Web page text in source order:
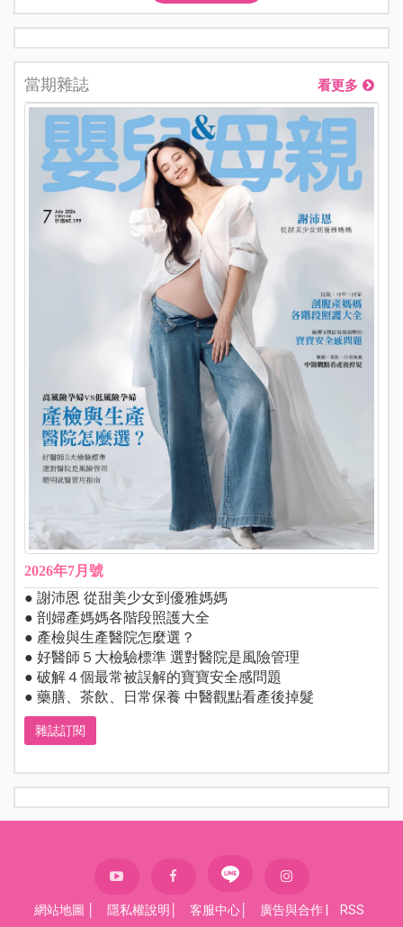
當期雜誌 看更多
2026年7月號
● 謝沛恩 從甜美少女到優雅媽媽
● 剖婦產媽媽各階段照護大全
● 產檢與生產醫院怎麼選？
● 好醫師５大檢驗標準 選對醫院是風險管理
● 破解４個最常被誤解的寶寶安全感問題
● 藥膳、茶飲、日常保養 中醫觀點看產後掉髮
雜誌訂閱
網站地圖 隱私權說明 客服中心 廣告與合作 RSS